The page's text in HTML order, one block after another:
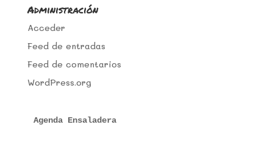
meses
Administración
Acceder
Feed de entradas
Feed de comentarios
WordPress.org
Agenda Ensaladera